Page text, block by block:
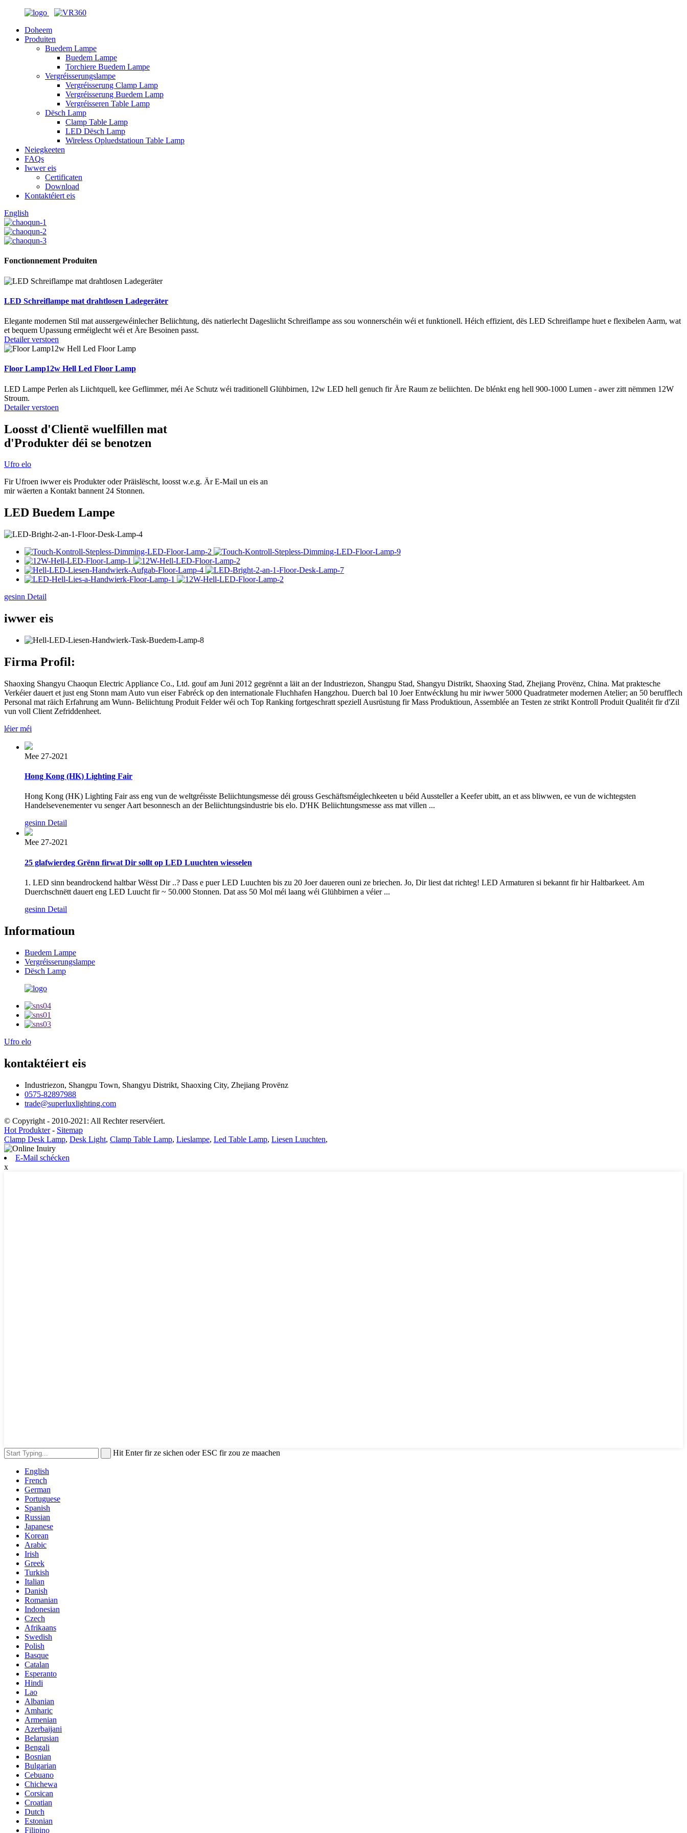
Doheem
Produiten
Buedem Lampe
Buedem Lampe
Torchiere Buedem Lampe
Vergréisserungslampe
Vergréisserung Clamp Lamp
Vergréisserung Buedem Lamp
Vergréisseren Table Lamp
Dësch Lamp
Clamp Table Lamp
LED Dësch Lamp
Wireless Opluedstatioun Table Lamp
Neiegkeeten
FAQs
Iwwer eis
Certificaten
Download
Kontaktéiert eis
English
Fonctionnement Produiten
LED Schreiflampe mat drahtlosen Ladegeräter
Elegante modernen Stil mat aussergewéinlecher Beliichtung, dës natierlecht Dagesliicht Schreiflampe ass sou wonnerschéin wéi et funktionell. Héich effizient, dës LED Schreiflampe huet e flexibelen Aarm, wat
et bequem Upassung erméiglecht wéi et Äre Besoinen passt.
Detailer verstoen
Floor Lamp12w Hell Led Floor Lamp
LED Lampe Perlen als Liichtquell, kee Geflimmer, méi Ae Schutz wéi traditionell Glühbirnen, 12w LED hell genuch fir Äre Raum ze beliichten. De blénkt eng hell 900-1000 Lumen - awer zitt nëmmen 12W
Stroum.
Detailer verstoen
Loosst d'Clientë wuelfillen mat
d'Produkter déi se benotzen
Ufro elo
Fir Ufroen iwwer eis Produkter oder Präislëscht, loosst w.e.g. Är E-Mail un eis an
mir wäerten a Kontakt bannent 24 Stonnen.
LED Buedem Lampe
gesinn Detail
iwwer eis
Firma Profil:
Shaoxing Shangyu Chaoqun Electric Appliance Co., Ltd. gouf am Juni 2012 gegrënnt a läit an der Industriezon, Shangpu Stad, Shangyu Distrikt, Shaoxing Stad, Zhejiang Provënz, China. Mat praktesche
Verkéier dauert et just eng Stonn mam Auto vun eiser Fabréck op den internationale Fluchhafen Hangzhou. Duerch bal 10 Joer Entwécklung hu mir iwwer 5000 Quadratmeter modernen Atelier; an 50 berufflech
Personal mat räich Erfahrung am Wunn- Beliichtung Produit Felder wéi och Top Ranking fortgeschratt speziell Ausrüstung fir Mass Produktioun, Assemblée an Testen ze strikt Kontroll Produit Qualitéit fir d'Zil
vun voll Client Zefriddenheet.
léier méi
Mee 27-2021
Hong Kong (HK) Lighting Fair
Hong Kong (HK) Lighting Fair ass eng vun de weltgréisste Beliichtungsmesse déi grouss Geschäftsméiglechkeeten u béid Aussteller a Keefer ubitt, an et ass bliwwen, ee vun de wichtegsten
Handelsevenementer vu senger Aart besonnesch an der Beliichtungsindustrie bis elo. D'HK Beliichtungsmesse ass mat villen ...
gesinn Detail
Mee 27-2021
25 glafwierdeg Grënn firwat Dir sollt op LED Luuchten wiesselen
1. LED sinn beandrockend haltbar Wësst Dir ..? Dass e puer LED Luuchten bis zu 20 Joer daueren ouni ze briechen. Jo, Dir liest dat richteg! LED Armaturen si bekannt fir hir Haltbarkeet. Am
Duerchschnëtt dauert eng LED Luucht fir ~ 50.000 Stonnen. Dat ass 50 Mol méi laang wéi Glühbirnen a véier ...
gesinn Detail
Informatioun
Buedem Lampe
Vergréisserungslampe
Dësch Lamp
Ufro elo
kontaktéiert eis
Industriezon, Shangpu Town, Shangyu Distrikt, Shaoxing City, Zhejiang Provënz
0575-82897988
trade@superluxlighting.com
© Copyright - 2010-2021: All Rechter reservéiert.
Hot Produkter- Sitemap
Clamp Desk Lamp, Desk Light, Clamp Table Lamp, Lieslampe, Led Table Lamp, Liesen Luuchten,
E-Mail schécken
x
Hit Enter fir ze sichen oder ESC fir zou ze maachen
English
French
German
Portuguese
Spanish
Russian
Japanese
Korean
Arabic
Irish
Greek
Turkish
Italian
Danish
Romanian
Indonesian
Czech
Afrikaans
Swedish
Polish
Basque
Catalan
Esperanto
Hindi
Lao
Albanian
Amharic
Armenian
Azerbaijani
Belarusian
Bengali
Bosnian
Bulgarian
Cebuano
Chichewa
Corsican
Croatian
Dutch
Estonian
Filipino